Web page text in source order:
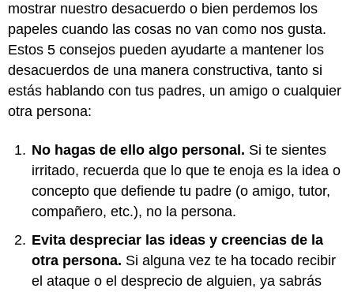
mostrar nuestro desacuerdo o bien perdemos los
papeles cuando las cosas no van como nos gusta.
Estos 5 consejos pueden ayudarte a mantener los
desacuerdos de una manera constructiva, tanto si
estás hablando con tus padres, un amigo o cualquier
otra persona:
No hagas de ello algo personal. Si te sientes
irritado, recuerda que lo que te enoja es la idea o
concepto que defiende tu padre (o amigo, tutor,
compañero, etc.), no la persona.
Evita despreciar las ideas y creencias de la
otra persona. Si alguna vez te ha tocado recibir
el ataque o el desprecio de alguien, ya sabrás